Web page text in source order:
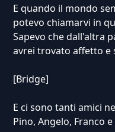
E quando il mondo
potevo chiamarvi in
Sapevo che dall'altra
avrei trovato affetto e
[Bridge]
E ci sono tanti amici
Pino, Angelo, Franco e